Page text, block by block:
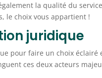
la qualité du
le choix vous appartient !
juridique
pour faire un choix éclairé
ces deux acteurs